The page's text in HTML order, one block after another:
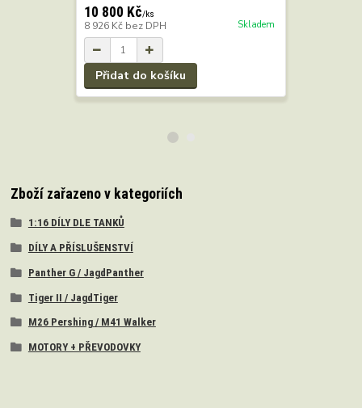
10 800 Kč/ks
8 926 Kč bez DPH Skladem
Přidat do košíku
Zboží zařazeno v kategoriích
1:16 DÍLY DLE TANKŮ
DÍLY A PŘÍSLUŠENSTVÍ
Panther G / JagdPanther
Tiger II / JagdTiger
M26 Pershing / M41 Walker
MOTORY + PŘEVODOVKY